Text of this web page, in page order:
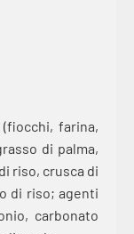
farina,
di palma,
riso, crusca di
di riso; agenti
carbonato